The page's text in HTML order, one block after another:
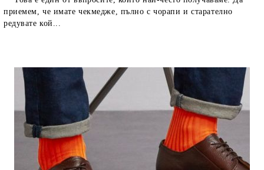
приемем, че имате чекмедже, пълно с чорапи и старателно
редувате кой...